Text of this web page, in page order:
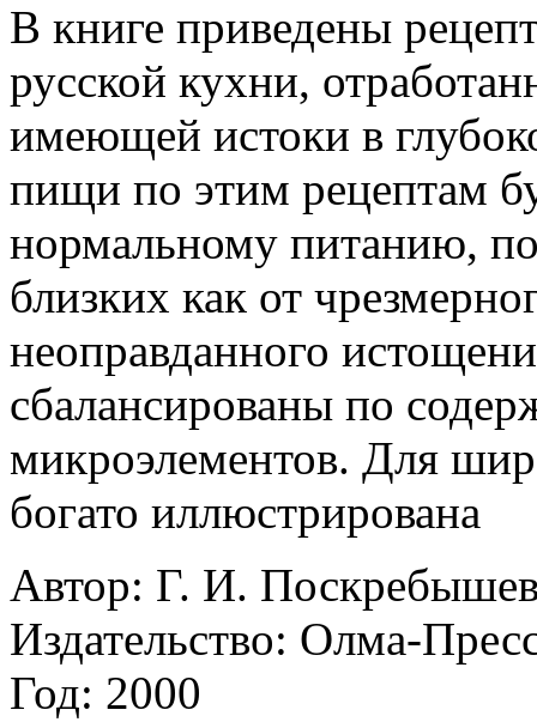
В книге приведены
русской кухни,
имеющей истоки в
пищи по этим рецептам
нормальному питанию,
близких как от
неоправданного
сбалансированы по
микроэлементов. Для
богато иллюстрирована
Автор: Г. И.
Издательство: Олма-
Год: 2000